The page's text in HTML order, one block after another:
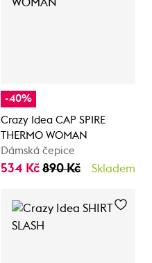
-40%
Crazy Idea CAP SPIRE
THERMO WOMAN
Dámská čepice
534 Kč 890 Kč Skladem